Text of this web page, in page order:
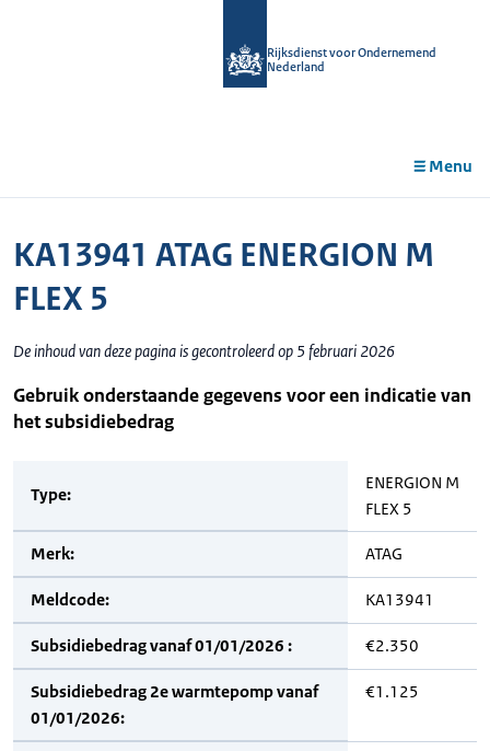
Rijksdienst voor Ondernemend
Nederland
Menu
KA13941 ATAG ENERGION M
FLEX 5
De inhoud van deze pagina is gecontroleerd op 5 februari 2026
Gebruik onderstaande gegevens voor een indicatie van
het subsidiebedrag
Type:
ENERGION M
FLEX 5
Merk: ATAG
Meldcode: KA13941
Subsidiebedrag vanaf 01/01/2026 : €2.350
Subsidiebedrag 2e warmtepomp vanaf
01/01/2026:
€1.125